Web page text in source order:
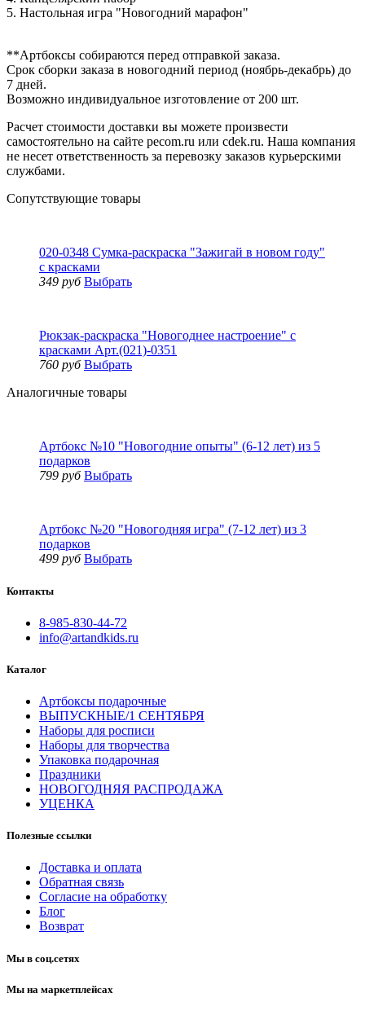
5. Настольная игра "Новогодний марафон"
**Артбоксы собираются перед отправкой заказа.
Срок сборки заказа в новогодний период (ноябрь-декабрь) до
7 дней.
Возможно индивидуальное изготовление от 200 шт.
Расчет стоимости доставки вы можете произвести
самостоятельно на сайте pecom.ru или cdek.ru. Наша компания
не несет ответственность за перевозку заказов курьерскими
службами.
Сопутствующие товары
020-0348 Сумка-раскраска "Зажигай в новом году"
с красками
349 руб Выбрать
Рюкзак-раскраска "Новогоднее настроение" с
красками Арт.(021)-0351
760 руб Выбрать
Аналогичные товары
Артбокс №10 "Новогодние опыты" (6-12 лет) из 5
подарков
799 руб Выбрать
Артбокс №20 "Новогодняя игра" (7-12 лет) из 3
подарков
499 руб Выбрать
Контакты
8-985-830-44-72
info@artandkids.ru
Каталог
Артбоксы подарочные
ВЫПУСКНЫЕ/1 СЕНТЯБРЯ
Наборы для росписи
Наборы для творчества
Упаковка подарочная
Праздники
НОВОГОДНЯЯ РАСПРОДАЖА
УЦЕНКА
Полезные ссылки
Доставка и оплата
Обратная связь
Согласие на обработку
Блог
Возврат
Мы в соц.сетях
Мы на маркетплейсах